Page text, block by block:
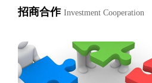
招商合作 Investment Cooperation